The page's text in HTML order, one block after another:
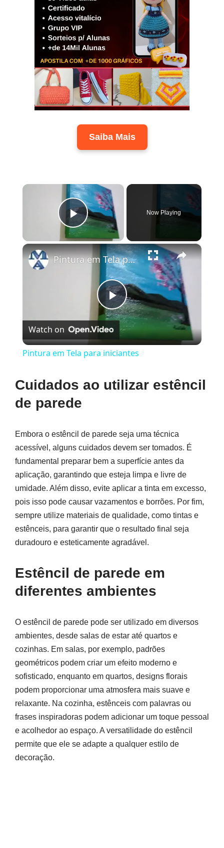
Saiba Mais
×
Play Video
Now Playing
×
Play
Video
Pintura em Tela para iniciantes
Watch on
Pintura em Tela para iniciantes
Cuidados ao utilizar estêncil
de parede
Embora o estêncil de parede seja uma técnica
acessível, alguns cuidados devem ser tomados. É
fundamental preparar bem a superfície antes da
aplicação, garantindo que esteja limpa e livre de
umidade. Além disso, evite aplicar a tinta em excesso,
pois isso pode causar vazamentos e borrões. Por fim,
sempre utilize materiais de qualidade, como tintas e
estênceis, para garantir que o resultado final seja
duradouro e esteticamente agradável.
Estêncil de parede em
diferentes ambientes
O estêncil de parede pode ser utilizado em diversos
ambientes, desde salas de estar até quartos e
cozinhas. Em salas, por exemplo, padrões
geométricos podem criar um efeito moderno e
sofisticado, enquanto em quartos, designs florais
podem proporcionar uma atmosfera mais suave e
relaxante. Na cozinha, estênceis com palavras ou
frases inspiradoras podem adicionar um toque pessoal
e acolhedor ao espaço. A versatilidade do estêncil
permite que ele se adapte a qualquer estilo de
decoração.